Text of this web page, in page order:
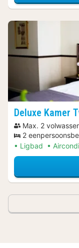
Deluxe Kamer
Max. 2
2
Ligbad